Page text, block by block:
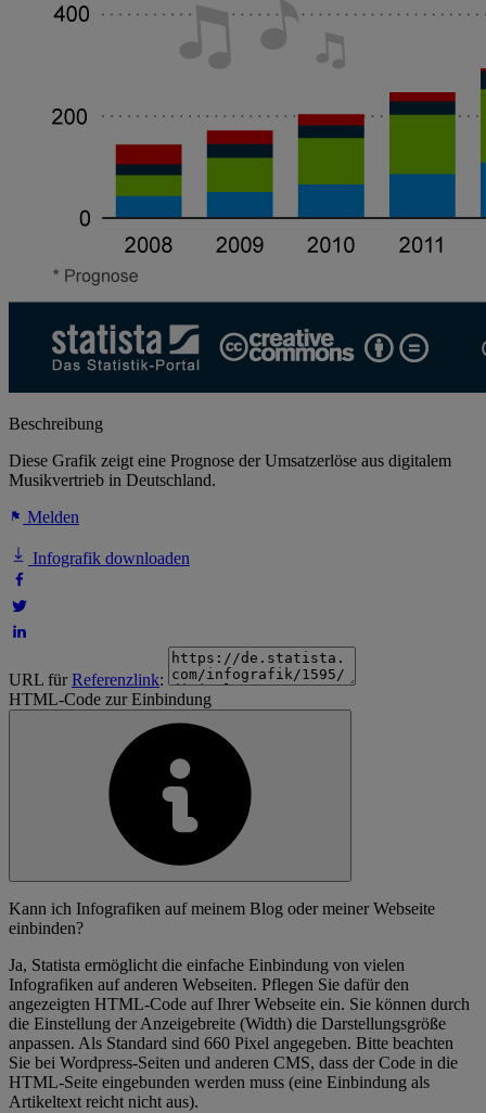
Beschreibung
Diese Grafik zeigt eine Prognose der Umsatzerlöse aus digitalem
Musikvertrieb in Deutschland.
Melden
Infografik downloaden
URL fürReferenzlink:
HTML-Code zur Einbindung
Kann ich Infografiken auf meinem Blog oder meiner Webseite
einbinden?
Ja, Statista ermöglicht die einfache Einbindung von vielen
Infografiken auf anderen Webseiten. Pflegen Sie dafür den
angezeigten HTML-Code auf Ihrer Webseite ein. Sie können durch
die Einstellung der Anzeigebreite (Width) die Darstellungsgröße
anpassen. Als Standard sind 660 Pixel angegeben. Bitte beachten
Sie bei Wordpress-Seiten und anderen CMS, dass der Code in die
HTML-Seite eingebunden werden muss (eine Einbindung als
Artikeltext reicht nicht aus).